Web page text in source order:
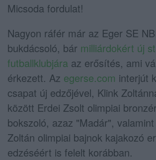
Micsoda fordulat!
Nagyon ráfér már az Eger SE
bukdácsoló, bár milliárdokért új
futballklubjára az erősítés, ami
érkezett. Az egerse.com interjút
csapat új edzőjével, Klink
között Erdei Zsolt olimpiai
bokszoló, azaz "Madár",
Zoltán olimpiai bajnok kajakozó
edzéséért is felelt korábban.